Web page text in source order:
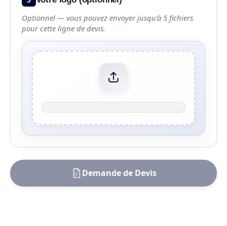
Optionnel — vous pouvez envoyer jusqu’à 5 fichiers
pour cette ligne de devis.
Demande de Devis